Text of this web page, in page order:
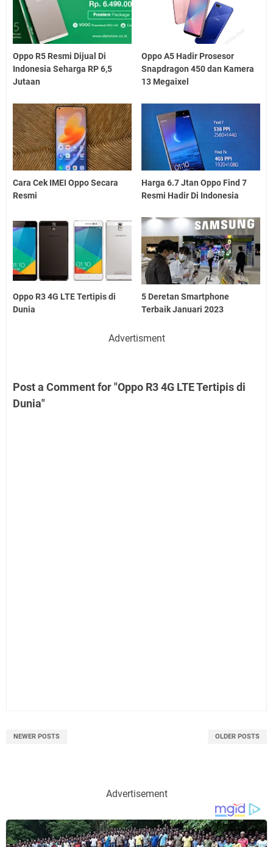
Oppo R5 Resmi Dijual Di
Indonesia Seharga RP 6,5
Jutaan
Oppo A5 Hadir Prosesor
Snapdragon 450 dan Kamera
13 Megaixel
Cara Cek IMEI Oppo Secara
Resmi
Harga 6.7 Jtan Oppo Find 7
Resmi Hadir Di Indonesia
Oppo R3 4G LTE Tertipis di
Dunia
5 Deretan Smartphone
Terbaik Januari 2023
Advertisment
Post a Comment for "Oppo R3 4G LTE Tertipis di
Dunia"
NEWER POSTS OLDER POSTS
Advertisement